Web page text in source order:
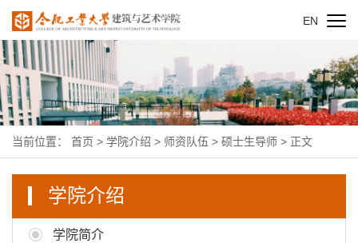
EN
当前位置： 首页 > 学院介绍 > 师资队伍 > 硕士生导师 > 正文
学院介绍
学院简介